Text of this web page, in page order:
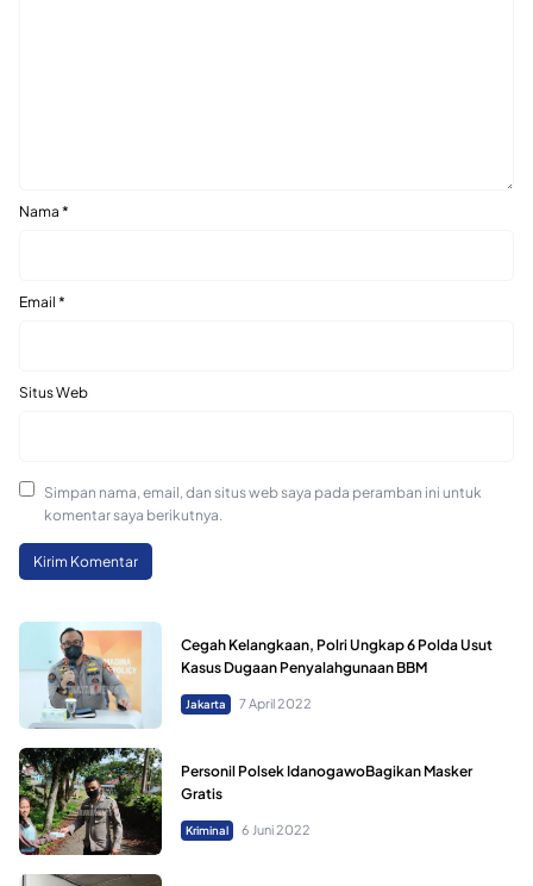
Nama *
Email *
Situs Web
Simpan nama, email, dan situs web saya pada peramban ini untuk
komentar saya berikutnya.
Cegah Kelangkaan, Polri Ungkap 6 Polda Usut
Kasus Dugaan Penyalahgunaan BBM
Jakarta 7 April 2022
Personil Polsek IdanogawoBagikan Masker
Gratis
Kriminal 6 Juni 2022